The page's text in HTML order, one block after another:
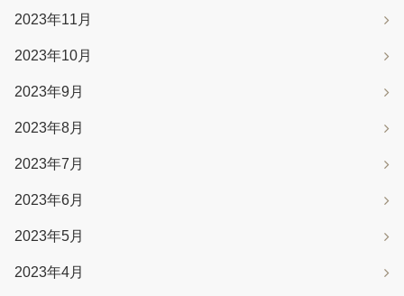
2023年11月
2023年10月
2023年9月
2023年8月
2023年7月
2023年6月
2023年5月
2023年4月